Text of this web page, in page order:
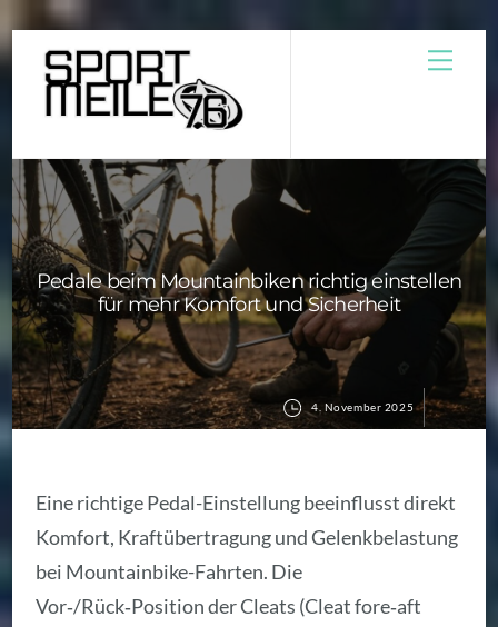
Skip
content
4. November 2025
Pedale beim Mountainbiken richtig einstellen
für mehr Komfort und Sicherheit
Eine richtige Pedal-Einstellung beeinflusst direkt
Komfort, Kraftübertragung und Gelenkbelastung
bei Mountainbike-Fahrten. Die
Vor‑/Rück‑Position der Cleats (Cleat fore‑aft